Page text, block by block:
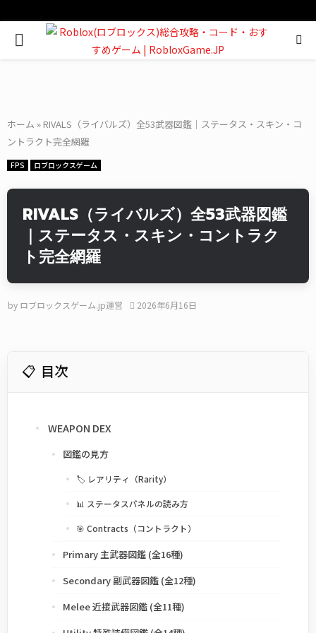
PRIMARY
ホーム » RIVALS（ライバルズ）全53武器図鑑｜ステータス・スキン・コ
ントラクト完全網羅
FPS ロブロックスゲーム
RIVALS（ライバルズ）全53武器図鑑
｜ステータス・スキン・コントラク
ト完全網羅
by ロブロックスゲーム.jp運営 2026年6月16日
目次
WEAPON DEX
図鑑の見方
🏷 レアリティ（Rarity）
📊 ステータスパネルの読み方
🎯 Contracts（コントラクト）
Primary 主武器図鑑 (全16種)
Secondary 副武器図鑑 (全12種)
Melee 近接武器図鑑 (全11種)